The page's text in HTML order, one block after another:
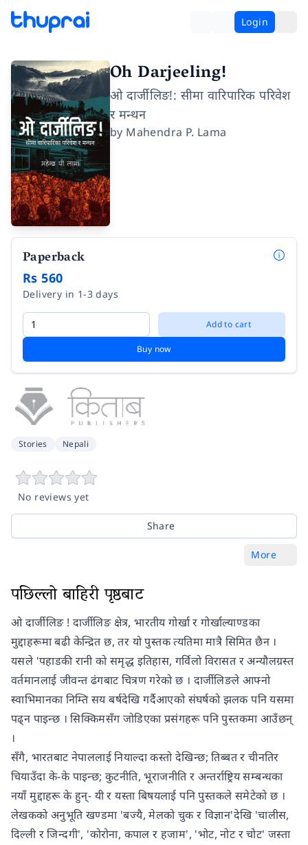
Login
Oh Darjeeling!
ओ दार्जीलिङ!: सीमा वारिपारिक परिवेश
र मन्थन
by Mahendra P. Lama
Paperback
Rs 560
Delivery in 1-3 days
Add to cart
Buy now
Stories Nepali
No reviews yet
Share
More
पछिल्लो बाहिरी पृष्ठबाट
ओ दार्जीलिङ ! दार्जीलिङ क्षेत्र, भारतीय गोर्खा र गोर्खाल्याण्डका
मुद्दाहरूमा बढी केन्द्रित छ, तर यो पुस्तक त्यतिमा मात्रै सिमित छैन ।
यसले 'पहाडकी रानी को समृद्ध इतिहास, गर्विलो विरासत र अन्यौलग्रस्त
वर्तमानलाई जीवन्त ढंगबाट चित्रण गरेको छ । दार्जीलिङले आफ्नो
स्वाभिमानका निम्ति सय बर्षदेखि गर्दैआएको संघर्षको झलक पनि यसमा
पढ्न पाइन्छ । सिक्किमसँग जोडिएका प्रसंगहरू पनि पुस्तकमा आउँछन्
।
सँगै, भारतबाट नेपाललाई नियाल्दा कस्तो देखिन्छ; तिब्बत र चीनतिर
चियाउँदा के-के पाइन्छ; कुटनीति, भूराजनीति र अन्तर्राष्ट्रिय सम्बन्धका
नयाँ मुद्दाहरू के हुन्- यी र यस्ता बिषयलाई पनि पुस्तकले समेटेको छ ।
लेखकको अनुभूति खण्डमा 'बज्यै, मेलको चुक र विज्ञान'देखि 'चालीस,
दिल्ली र जिन्दगी', 'कोरोना, कपाल र हजाम', 'भोट, नोट र चोट' जस्ता